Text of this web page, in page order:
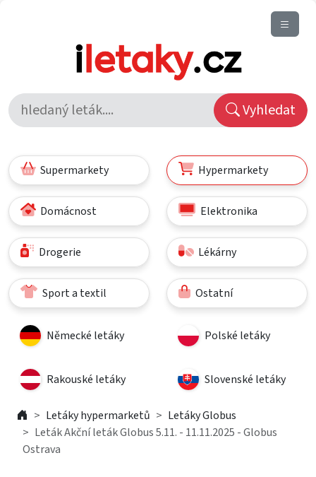
Vyhledat
Supermarkety Hypermarkety
Domácnost Elektronika
Drogerie Lékárny
Sport a textil Ostatní
Německé letáky Polské letáky
Rakouské letáky Slovenské letáky
Letáky hypermarketů
Letáky Globus
Leták Akční leták Globus 5.11. - 11.11.2025 - Globus
Ostrava